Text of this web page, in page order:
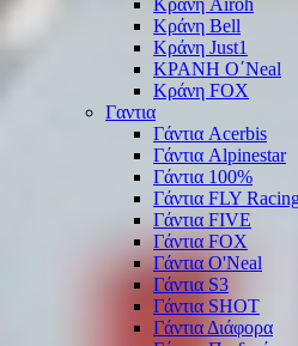
Κράνη Airoh
Κράνη Bell
Κράνη Just1
ΚΡΑΝΗ O΄Νeal
Κράνη FOX
Γαντια
Γάντια Acerbis
Γάντια Alpinestar
Γάντια 100%
Γάντια FLY
Γάντια FIVE
Γάντια FOX
Γάντια O'Νeal
Γάντια S3
Γάντια SHOT
Γάντια Διάφορα